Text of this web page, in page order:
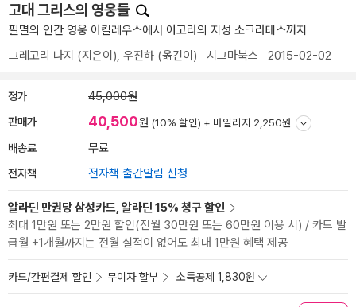
고대 그리스의 영웅들
필멸의 인간 영웅 아킬레우스에서 아고라의 지성 소크라테스까지
그레고리 나지 (지은이), 우진하 (옮긴이) 시그마북스 2015-02-02
정가 45,000원
판매가 40,500원 (10% 할인) + 마일리지 2,250원
배송료 무료
전자책 전자책 출간알림 신청
알라딘 만권당 삼성카드, 알라딘 15% 청구 할인
최대 1만원 또는 2만원 할인(전월 30만원 또는 60만원 이용 시) / 카드 발
급월 +1개월까지는 전월 실적이 없어도 최대 1만원 혜택 제공
카드/간편결제 할인 무이자 할부 소득공제 1,830원